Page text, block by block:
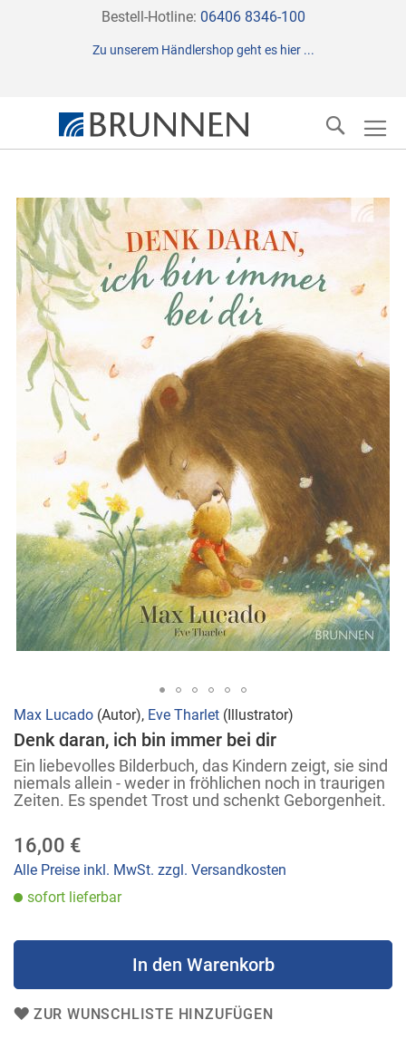
Direkt
Inhalt
Bestell-Hotline: 06406 8346-100
Zu unserem Händlershop geht es hier ...
Suche
Max Lucado (Autor), Eve Tharlet (Illustrator)
Denk daran, ich bin immer bei dir
Ein liebevolles Bilderbuch, das Kindern zeigt, sie sind
niemals allein - weder in fröhlichen noch in traurigen
Zeiten. Es spendet Trost und schenkt Geborgenheit.
16,00 €
Alle Preise inkl. MwSt. zzgl. Versandkosten
sofort lieferbar
In den Warenkorb
ZUR WUNSCHLISTE HINZUFÜGEN